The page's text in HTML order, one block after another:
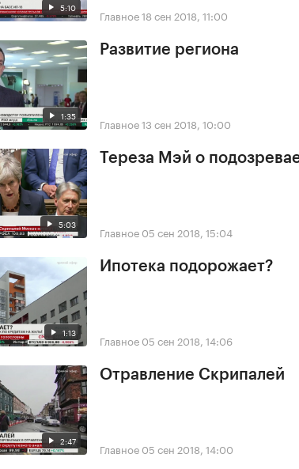
5:10 Главное18 сен 2018, 11:00
1:35
Развитие региона
Главное13 сен 2018, 10:00
5:03
Тереза Мэй о
Главное 05 сен 2018, 15:04
1:13
Ипотека подорожает?
Главное 05 сен 2018, 14:06
2:47
Отравление Скрипалей
Главное 05 сен 2018, 14:00